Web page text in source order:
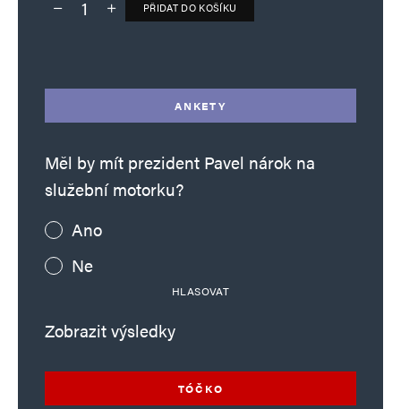
Deník TO – verze bez reklam množství
PŘIDAT DO KOŠÍKU
ANKETY
Měl by mít prezident Pavel nárok na
služební motorku?
Ano
Ne
HLASOVAT
Zobrazit výsledky
TÓČKO